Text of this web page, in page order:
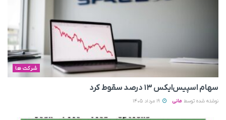
شرکت ها
سهام اسپیس‌ایکس ۱۳ درصد سقوط کرد
نوشته شده توسط مانی